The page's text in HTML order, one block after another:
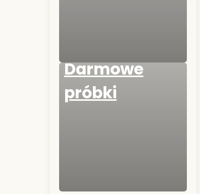
Darmowe
próbki